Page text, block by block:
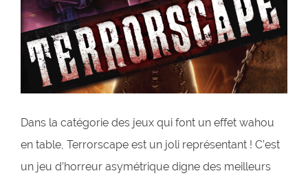
Dans la catégorie des jeux qui font un effet wahou
en table, Terrorscape est un joli représentant ! C’est
un jeu d’horreur asymétrique digne des meilleurs